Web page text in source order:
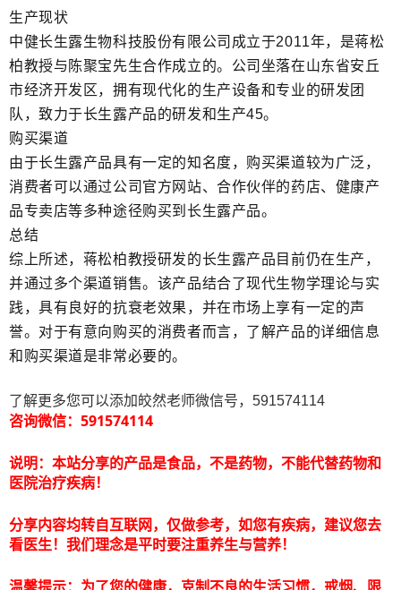
生产现状
中健长生露生物科技股份有限公司成立于2011年，是蒋松
柏教授与陈聚宝先生合作成立的。公司坐落在山东省安丘
市经济开发区，拥有现代化的生产设备和专业的研发团
队，致力于长生露产品的研发和生产45。
购买渠道
由于长生露产品具有一定的知名度，购买渠道较为广泛，
消费者可以通过公司官方网站、合作伙伴的药店、健康产
品专卖店等多种途径购买到长生露产品。
总结
综上所述，蒋松柏教授研发的长生露产品目前仍在生产，
并通过多个渠道销售。该产品结合了现代生物学理论与实
践，具有良好的抗衰老效果，并在市场上享有一定的声
誉。对于有意向购买的消费者而言，了解产品的详细信息
和购买渠道是非常必要的。
了解更多您可以添加皎然老师微信号，591574114
咨询微信：591574114
说明：本站分享的产品是食品，不是药物，不能代替药物和
医院治疗疾病！
分享内容均转自互联网，仅做参考，如您有疾病，建议您去
看医生！我们理念是平时要注重养生与营养！